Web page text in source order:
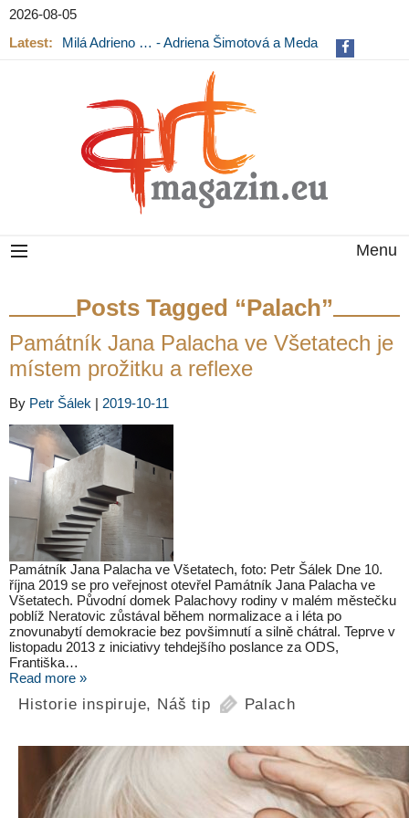
2026-08-05
Latest:
Milá Adrieno … - Adriena Šimotová a Meda
Menu
Posts Tagged “Palach”
Památník Jana Palacha ve Všetatech je
místem prožitku a reflexe
By Petr Šálek | 2019-10-11
Památník Jana Palacha ve Všetatech, foto: Petr Šálek Dne 10.
října 2019 se pro veřejnost otevřel Památník Jana Palacha ve
Všetatech. Původní domek Palachovy rodiny v malém městečku
poblíž Neratovic zůstával během normalizace a i léta po
znovunabytí demokracie bez povšimnutí a silně chátral. Teprve v
listopadu 2013 z iniciativy tehdejšího poslance za ODS,
Františka…
Read more »
Historie inspiruje, Náš tip Palach